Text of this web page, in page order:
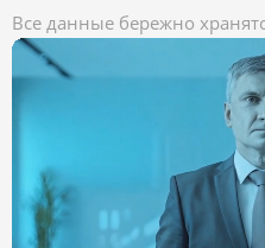
Все данные бережно